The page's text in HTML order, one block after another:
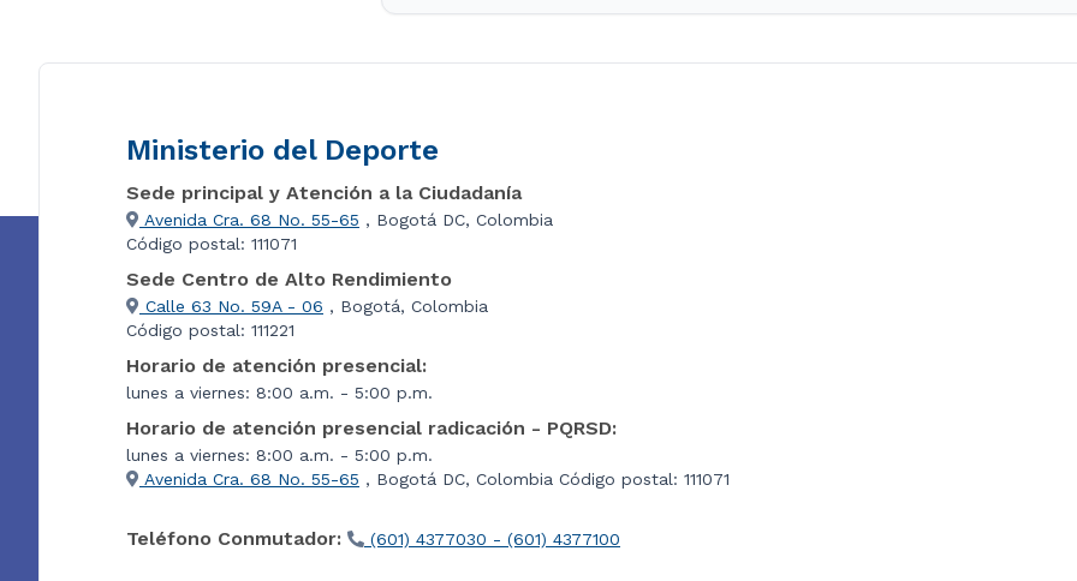
Ministerio del Deporte
Sede principal y Atención a la Ciudadanía
Avenida Cra. 68 No. 55-65 , Bogotá DC, Colombia
Código postal: 111071
Sede Centro de Alto Rendimiento
Calle 63 No. 59A - 06 , Bogotá, Colombia
Código postal: 111221
Horario de atención presencial:
lunes a viernes: 8:00 a.m. - 5:00 p.m.
Horario de atención presencial radicación - PQRSD:
lunes a viernes: 8:00 a.m. - 5:00 p.m.
Avenida Cra. 68 No. 55-65 , Bogotá DC, Colombia Código postal: 111071
Teléfono Conmutador: (601) 4377030 - (601) 4377100